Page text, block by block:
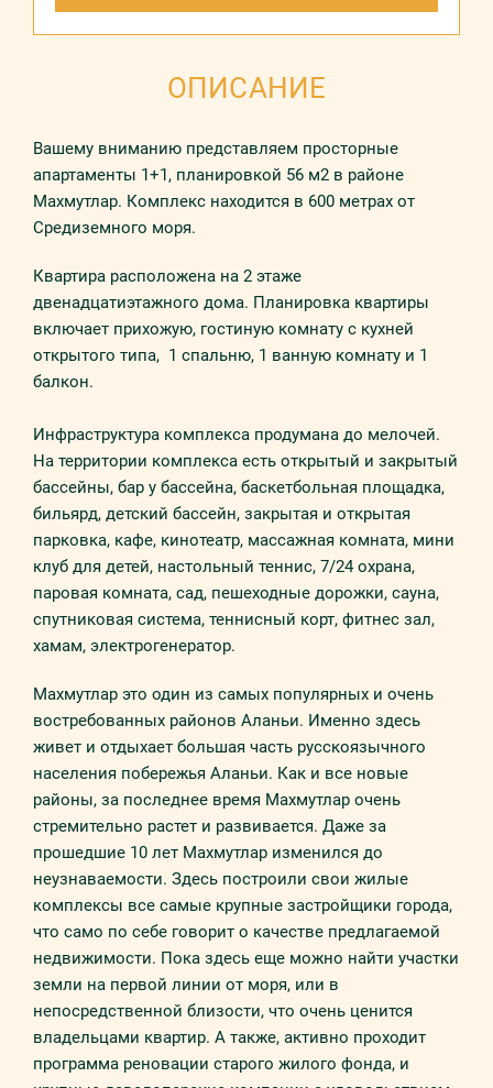
ОПИСАНИЕ
Вашему вниманию представляем просторные
апартаменты 1+1, планировкой 56 м2 в районе
Махмутлар. Комплекс находится в 600 метрах от
Средиземного моря.
Квартира расположена на 2 этаже
двенадцатиэтажного дома. Планировка квартиры
включает прихожую, гостиную комнату с кухней
открытого типа, 1 спальню, 1 ванную комнату и 1
балкон.
Инфраструктура комплекса продумана до мелочей.
На территории комплекса есть открытый и закрытый
бассейны, бар у бассейна, баскетбольная площадка,
бильярд, детский бассейн, закрытая и открытая
парковка, кафе, кинотеатр, массажная комната, мини
клуб для детей, настольный теннис, 7/24 охрана,
паровая комната, сад, пешеходные дорожки, сауна,
спутниковая система, теннисный корт, фитнес зал,
хамам, электрогенератор.
Махмутлар это один из самых популярных и очень
востребованных районов Аланьи. Именно здесь
живет и отдыхает большая часть русскоязычного
населения побережья Аланьи. Как и все новые
районы, за последнее время Махмутлар очень
стремительно растет и развивается. Даже за
прошедшие 10 лет Махмутлар изменился до
неузнаваемости. Здесь построили свои жилые
комплексы все самые крупные застройщики города,
что само по себе говорит о качестве предлагаемой
недвижимости. Пока здесь еще можно найти участки
земли на первой линии от моря, или в
непосредственной близости, что очень ценится
владельцами квартир. А также, активно проходит
программа реновации старого жилого фонда, и